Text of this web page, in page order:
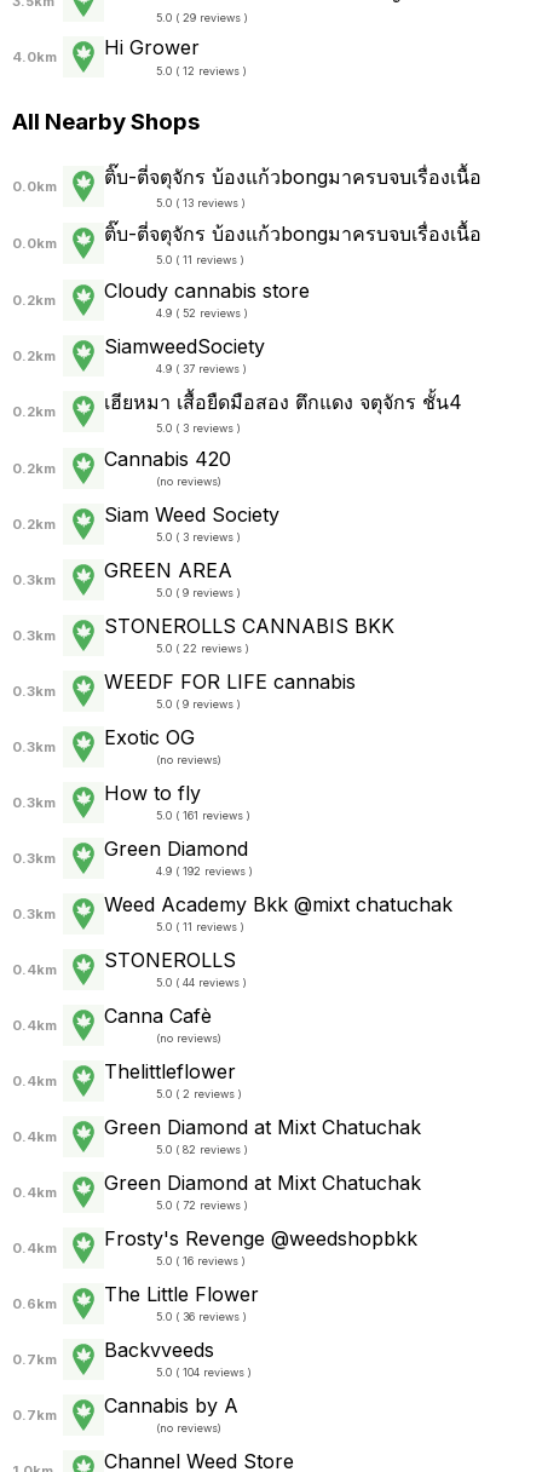
5.0 ( 29 reviews )
4.0km Hi Grower
5.0 ( 12 reviews )
All Nearby Shops
0.0km ติ๊บ-ตี่จตุจักร บ้องแก้วbongมาครบจบเรื่องเนื้อ
5.0 ( 13 reviews )
0.0km ติ๊บ-ตี่จตุจักร บ้องแก้วbongมาครบจบเรื่องเนื้อ
5.0 ( 11 reviews )
0.2km Cloudy cannabis store
4.9 ( 52 reviews )
0.2km SiamweedSociety
4.9 ( 37 reviews )
0.2km เฮียหมา เสื้อยืดมือสอง ตึกแดง จตุจักร ชั้น4
5.0 ( 3 reviews )
0.2km Cannabis 420
(no reviews)
0.2km Siam Weed Society
5.0 ( 3 reviews )
0.3km GREEN AREA
5.0 ( 9 reviews )
0.3km STONEROLLS CANNABIS BKK
5.0 ( 22 reviews )
0.3km WEEDF FOR LIFE cannabis
5.0 ( 9 reviews )
0.3km Exotic OG
(no reviews)
0.3km How to fly
5.0 ( 161 reviews )
0.3km Green Diamond
4.9 ( 192 reviews )
0.3km Weed Academy Bkk @mixt chatuchak
5.0 ( 11 reviews )
0.4km STONEROLLS
5.0 ( 44 reviews )
0.4km Canna Cafè
(no reviews)
0.4km Thelittleflower
5.0 ( 2 reviews )
0.4km Green Diamond at Mixt Chatuchak
5.0 ( 82 reviews )
0.4km Green Diamond at Mixt Chatuchak
5.0 ( 72 reviews )
0.4km Frosty's Revenge @weedshopbkk
5.0 ( 16 reviews )
0.6km The Little Flower
5.0 ( 36 reviews )
0.7km Backvveeds
5.0 ( 104 reviews )
0.7km Cannabis by A
(no reviews)
Channel Weed Store